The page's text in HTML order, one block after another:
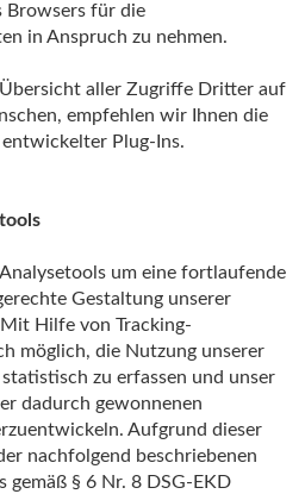
Browsers für die
in Anspruch zu nehmen.
Übersicht aller Zugriffe Dritter auf
empfehlen wir Ihnen die
Plug-Ins.
um eine fortlaufende
Gestaltung unserer
Hilfe von Tracking-
möglich, die Nutzung unserer
zu erfassen und unser
dadurch gewonnenen
Aufgrund dieser
nachfolgend beschriebenen
gemäß § 6 Nr. 8 DSG-EKD